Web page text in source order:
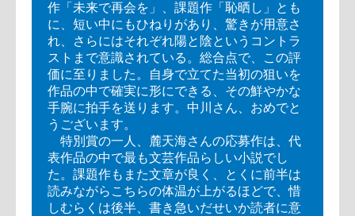
作「未来で再会を」、課題作「恥晒し」とも
に、短い中にもひねりがあり、驚きが用意さ
れ、さらにはそれぞれ陽と陰というコントラ
ストまで意識されている。総合点で、この評
価に至りました。自身で立てた当初の狙いを
作品の中で確実に形にできる、その鮮やかな
手腕に拍手を送ります。中川さん、おめでと
うございます。
特別賞の一人、麓天海さんの応募作は、代
表作品の中で最も文芸作品らしい小説でし
た。課題作もまた文章が良く、とくに前半は
読みながらこちらの体温が上がるほどで、惜
しむらくは後半、書き急いだせいか読者に意